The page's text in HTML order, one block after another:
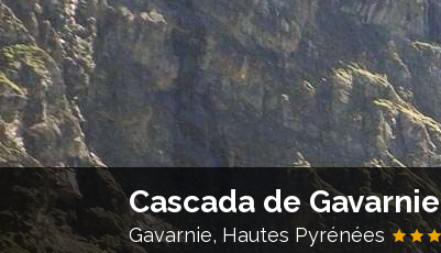
Cascada de Gavarnie
Gavarnie, Hautes Pyrénées